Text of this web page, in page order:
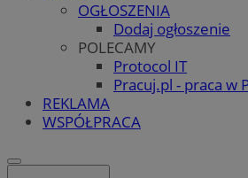
OGŁOSZENIA
Dodaj ogłoszenie
POLECAMY
Protocol IT
Pracuj.pl - praca w
REKLAMA
WSPÓŁPRACA